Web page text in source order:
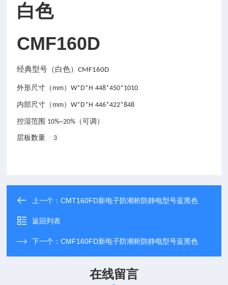
白色
CMF160D
经典型号（白色）CMF160D
外形尺寸（ mm）W*D*H 448*450*1010
内部尺寸（ mm）W*D*H 446*422*848
控湿范围 10%~20% （可调）
层板数量 3
上一个：CMT160FD新电子防潮柜防静电型号蓝黑色
返回列表
下一个：CMF160FD新电子防潮柜防静电型号蓝黑色
在线留言